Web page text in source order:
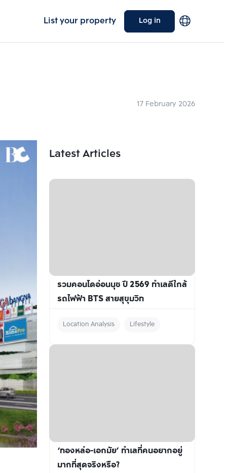
List your property Log in
17 February 2026
Latest Articles
รวมคอนโดอ่อนนุช ปี 2569 ทำเลดีใกล้
รถไฟฟ้า BTS สายสุขุมวิท
Location Analysis Lifestyle
‘ทองหล่อ-เอกมัย’ ทำเลที่คนอยากอยู่
มากที่สุดจริงหรือ?